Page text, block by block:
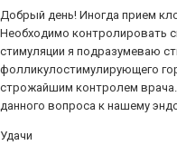
Добрый день! Иногда прием
Необходимо контролировать
стимуляции я подразумеваю
фолликулостимулирующего
строжайшим контролем
данного вопроса к нашему
Удачи